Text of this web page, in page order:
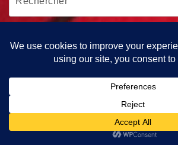
Copyright © 2026 Tout bout de Champs |
de Champs